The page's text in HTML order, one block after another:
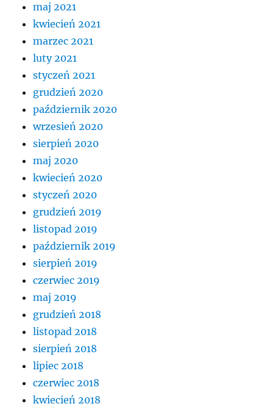
maj 2021
kwiecień 2021
marzec 2021
luty 2021
styczeń 2021
grudzień 2020
październik 2020
wrzesień 2020
sierpień 2020
maj 2020
kwiecień 2020
styczeń 2020
grudzień 2019
listopad 2019
październik 2019
sierpień 2019
czerwiec 2019
maj 2019
grudzień 2018
listopad 2018
sierpień 2018
lipiec 2018
czerwiec 2018
kwiecień 2018